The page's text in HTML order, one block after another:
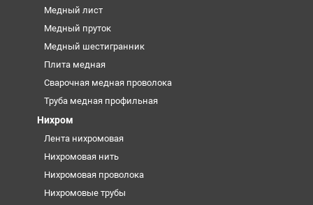
Медный лист
Медный пруток
Медный шестигранник
Плита медная
Сварочная медная проволока
Труба медная профильная
Нихром
Лента нихромовая
Нихромовая нить
Нихромовая проволока
Нихромовые трубы